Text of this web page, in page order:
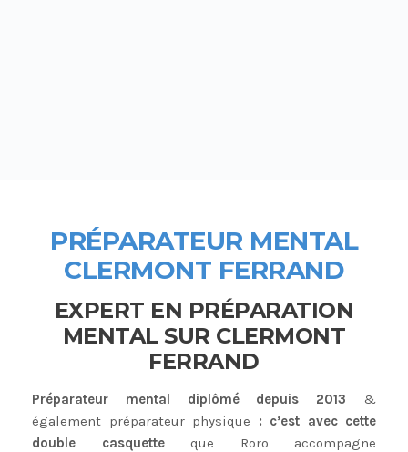
PRÉPARATEUR MENTAL
CLERMONT FERRAND
EXPERT EN PRÉPARATION
MENTAL SUR CLERMONT
FERRAND
Préparateur mental diplômé depuis 2013 &
également préparateur physique : c’est avec cette
double casquette que Roro accompagne